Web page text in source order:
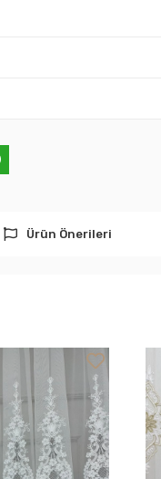
Ürün Önerileri